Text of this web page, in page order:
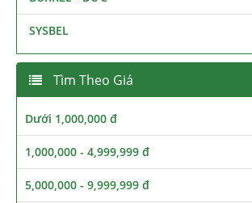
SYSBEL
Tìm Theo Giá
Dưới 1,000,000 đ
1,000,000 - 4,999,999 đ
5,000,000 - 9,999,999 đ